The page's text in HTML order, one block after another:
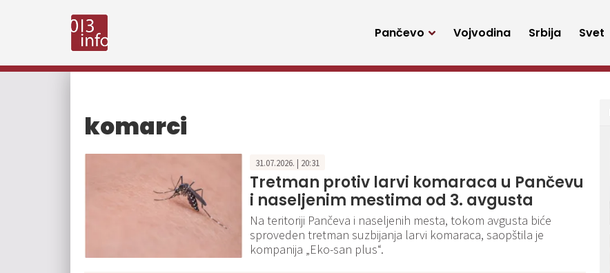
Pančevo Vojvodina Srbija Svet
komarci
31.07.2026. | 20:31
Tretman protiv larvi komaraca u Pančevu
i naseljenim mestima od 3. avgusta
Na teritoriji Pančeva i naseljenih mesta, tokom avgusta biće
sproveden tretman suzbijanja larvi komaraca, saopštila je
kompanija „Eko-san plus“.